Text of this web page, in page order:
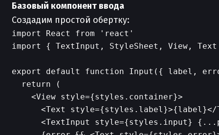
Базовый компонент ввода
Создадим простой обертку:
import React from 'react'
import { TextInput, StyleSheet, View,
export default function Input({ label,
  return (
    <View style={styles.container}>
<Text
<TextInput style={styles.input}